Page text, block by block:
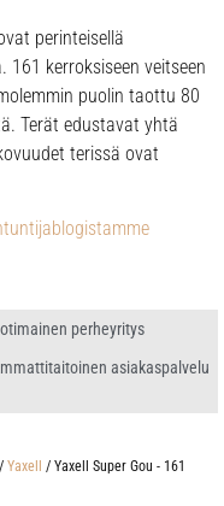
perinteisellä
kerroksiseen veitseen
puolin taottu 80
Terät edustavat yhtä
terissä ovat
perheyritys
asiakaspalvelu
/ Yaxell / Yaxell Super Gou - 161